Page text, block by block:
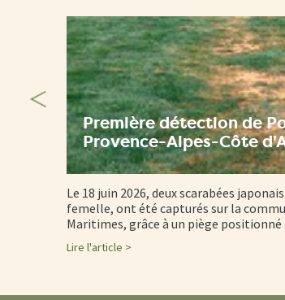
Première détection de
Provence-Alpes-Côte
Le 18 juin 2026, deux scarabées
femelle, ont été capturés sur la
Maritimes, grâce à un piège
Lire l'article >